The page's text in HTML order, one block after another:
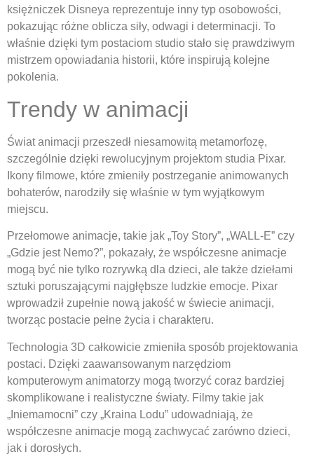
księżniczek Disneya reprezentuje inny typ osobowości,
pokazując różne oblicza siły, odwagi i determinacji. To
właśnie dzięki tym postaciom studio stało się prawdziwym
mistrzem opowiadania historii, które inspirują kolejne
pokolenia.
Trendy w animacji
Świat animacji przeszedł niesamowitą metamorfozę,
szczególnie dzięki rewolucyjnym projektom studia Pixar.
Ikony filmowe, które zmieniły postrzeganie animowanych
bohaterów, narodziły się właśnie w tym wyjątkowym
miejscu.
Przełomowe animacje, takie jak „Toy Story”, „WALL-E” czy
„Gdzie jest Nemo?”, pokazały, że współczesne animacje
mogą być nie tylko rozrywką dla dzieci, ale także dziełami
sztuki poruszającymi najgłębsze ludzkie emocje. Pixar
wprowadził zupełnie nową jakość w świecie animacji,
tworząc postacie pełne życia i charakteru.
Technologia 3D całkowicie zmieniła sposób projektowania
postaci. Dzięki zaawansowanym narzędziom
komputerowym animatorzy mogą tworzyć coraz bardziej
skomplikowane i realistyczne światy. Filmy takie jak
„Iniemamocni” czy „Kraina Lodu” udowadniają, że
współczesne animacje mogą zachwycać zarówno dzieci,
jak i dorosłych.